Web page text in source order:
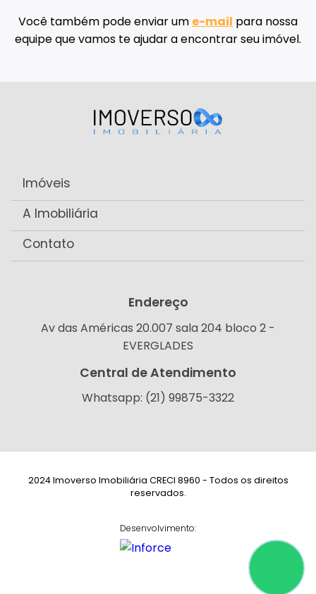
Você também pode enviar um e-mail para nossa
equipe que vamos te ajudar a encontrar seu imóvel.
Imóveis
A Imobiliária
Contato
Endereço
Av das Américas 20.007 sala 204 bloco 2 -
EVERGLADES
Central de Atendimento
Whatsapp: (21) 99875-3322
2024 Imoverso Imobiliária CRECI 8960 - Todos os direitos
reservados.
Desenvolvimento: